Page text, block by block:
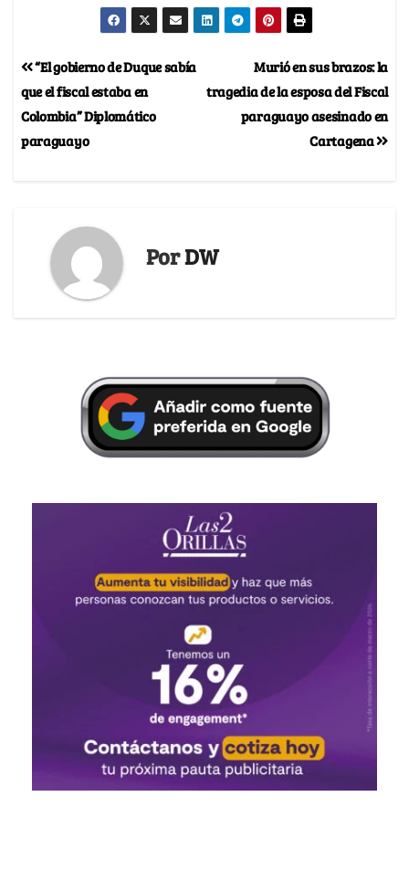
Murió en sus brazos: la
tragedia de la esposa del Fiscal
paraguayo asesinado en
Cartagena
“El gobierno de Duque sabía
que el fiscal estaba en
Colombia” Diplomático
paraguayo
PorDW